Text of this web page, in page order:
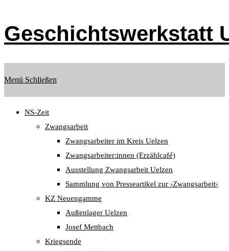
Inhalt
springen
Geschichtswerkstatt
Menü Schließen
NS-Zeit
Zwangsarbeit
Zwangsarbeiter im Kreis Uelzen
Zwangsarbeiter:innen (Erzählcafé)
Ausstellung Zwangsarbeit Uelzen
Sammlung von Presseartikel zur ›Zwangsarbeit‹
KZ Neuengamme
Außenlager Uelzen
Josef Mettbach
Kriegsende